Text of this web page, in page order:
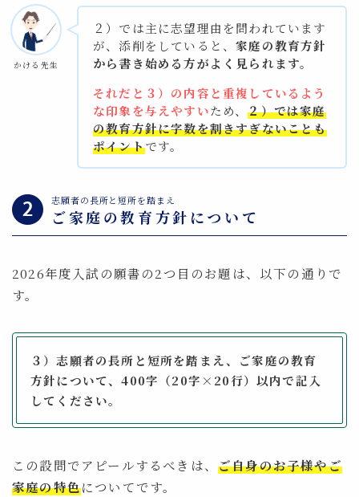
かける先生
２）では主に志望理由を問われています
が、添削をしていると、家庭の教育方針
から書き始める方がよく見られます。
それだと３）の内容と重複しているよう
な印象を与えやすいため、２）では家庭
の教育方針に字数を割きすぎないことも
ポイントです。
志願者の⻑所と短所を踏まえ
ご家庭の教育方針について
2026年度入試の願書の2つ目のお題は、以下の通りで
す。
３）志願者の⻑所と短所を踏まえ、ご家庭の教育
⽅針について、400字（20字×20⾏）以内で記⼊
してください。
この設問でアピールするべきは、 ご自身のお子様やご
家庭の特色についてです。